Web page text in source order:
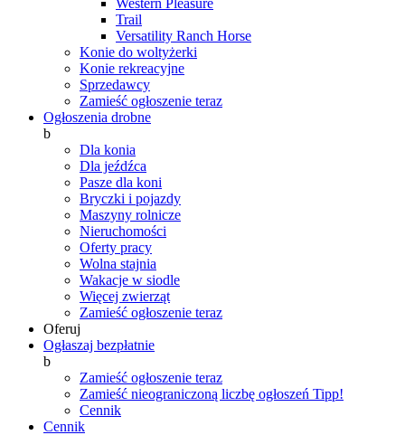
Western Pleasure
Trail
Versatility Ranch Horse
Konie do woltyżerki
Konie rekreacyjne
Sprzedawcy
Zamieść ogłoszenie teraz
Ogłoszenia drobne
b
Dla konia
Dla jeźdźca
Pasze dla koni
Bryczki i pojazdy
Maszyny rolnicze
Nieruchomości
Oferty pracy
Wolna stajnia
Wakacje w siodle
Więcej zwierząt
Zamieść ogłoszenie teraz
Oferuj
Ogłaszaj bezpłatnie
b
Zamieść ogłoszenie teraz
Zamieść nieograniczoną liczbę ogłoszeń Tipp!
Cennik
Cennik